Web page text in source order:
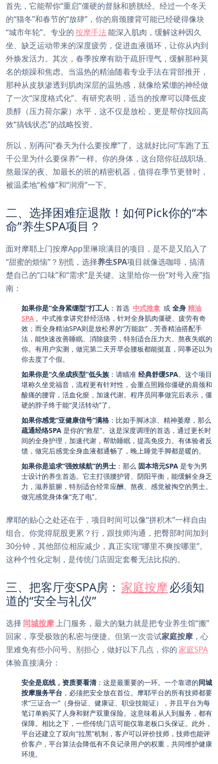
首先，它能帮你“重启”僵硬的督脉和膀胱经。经过一个冬天
的“猫冬”和春节的“放肆”，你的肩颈腰背可能已经硬得像块
“城市年轮”。专业的按摩手法能深入肌肉，缓解这种因久
坐、缺乏运动带来的深度疲劳，促进血液循环，让你从内到
外焕发活力。其次，春季按摩有助于疏肝理气，缓解那种莫
名的烦躁和焦虑。当温热的精油随着专业手法在背部推开，
那种从皮肤渗透到肌肉深层的温热感，就像给紧绷的神经做
了一次“深度格式化”。有研究表明，适当的按摩可以降低皮
质醇（压力荷尔蒙）水平，这不仅是放松，更是帮你找回高
效“搞钱状态”的战略投资。
所以，别再问“春天为什么要按摩”了。这就好比问“车跑了五
千公里为什么要保养”一样。你的身体，这台陪你征战职场、
熬最深的夜、加最长的班的精密机器，值得在季节更替时，
被温柔地“检修”和“润滑”一下。
二、选择困难症退散！如何Pick你的“本
命”养生SPA项目？
面对摩耶上门按摩App里琳琅满目的项目，是不是又陷入了
“甜蜜的烦恼”？别慌，选择养生SPA项目就像选咖啡，搞清
楚自己的“口味”和“需求”是关键。这里给你一份“对号入座”指
南：
如果你是“全身紧绷型”打工人 ：首选 中式推拿 或全身 精油
SPA 。中式推拿讲究舒经活络，针对全身肌肉僵硬、疲劳有奇
效；而全身精油SPA则是放松界的“万能款”，芳香精油搭配手
法，能快速改善睡眠、消除疲劳，特别适合压力大、熬夜失眠的
你。有用户实测，做完第二天开早会腰板都能挺直，同事还以为
你去度了个假。
如果你是“久坐成疾型”低头族 ：请瞄准 经典舒缓SPA。这个项目
堪称久坐党福音，流程更有针对性，会重点照顾你僵硬的肩颈和
酸痛的腰背，活血化瘀，加速代谢。程序员同事做完后表示，僵
硬的脖子终于能“灵活转动”了。
如果你感觉“亚健康信号”满格 ：比如手脚冰凉、精神萎靡，那么
疏通经络SPA 是你的“救星”。这是深度调理的首选，通过更长时
间的全身护理，加速代谢，帮助睡眠，提高免疫力。有体验者反
馈，做完后感觉全身血液都通畅了，晚上睡觉手脚都是暖的。
如果你是追求“强效续航”的男士 ：那么 固本培元SPA 是专为男
士设计的养生首选。它主打强腰护肾、阴阳平衡，能缓解全身乏
力，滋养脏腑，特别适合经常应酬、熬夜、感觉被掏空的男士。
做完感觉身体像“充了电”。
摩耶的贴心之处还在于，项目时间可以像“拼积木”一样自由
组合。你觉得屁股更累？行，跟技师沟通，把臀部时间加到
30分钟，其他部位相应减少，真正实现“哪里不爽按哪里”。
这种个性化定制，是传统门店固定套餐无法比拟的。
三、把客厅变SPA房： 家庭按摩必须知
道的“安全与礼仪”
选择 同城按摩上门服务，最大的魅力就是把专业养生馆“搬”
回家，享受极致的私密与便捷。但第一次尝试家庭按摩 ，心
里难免有些小问号。别担心，做好以下几点，你的 家庭SPA
体验直接满分：
安全是底线，资质要看清：这是最重要的一环。一个靠谱的同城
按摩服务平台 ，必须把安全放在首位。摩耶平台的所有技师都要
求“三证合一”（身份证、健康证、职业技能证），并且平台为每
笔订单购买了人身和财产双重保险。这意味着从人到服务，都有
保障。相比之下，一些传统门店可能仅靠老板口头保证。此外，
平台还建立了双向“拉黑”机制，客户可以评价技师，技师也能评
价客户，平台算法会降低有不良记录用户的权重，共同维护健康
环境。